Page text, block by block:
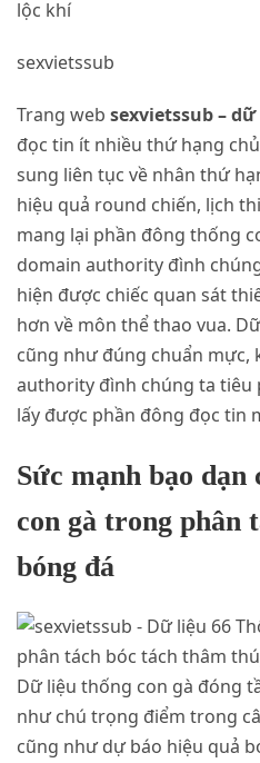
lộc khí
sexvietssub
Trang web sexvietssub –
đọc tin ít nhiều thứ hạng
sung liên tục về nhân thứ
hiệu quả round chiến, lịch
mang lại phần đông thống
domain authority đình
hiện được chiếc quan sát
hơn về môn thể thao vua.
cũng như đúng chuẩn mực,
authority đình chúng ta tiêu
lấy được phần đông đọc tin
Sức mạnh bạo
con gà trong phân
bóng đá
Dữ liệu thống con gà đóng
như chú trọng điểm trong
cũng như dự báo hiệu quả